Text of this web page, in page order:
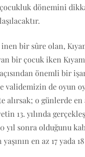
dönemini
bir sûre olan,
bir çocuk iken
önemli bir
validemizin de oyun
o günlerde en
13. yılında
yıl sonra olduğunu
en az 17 yada